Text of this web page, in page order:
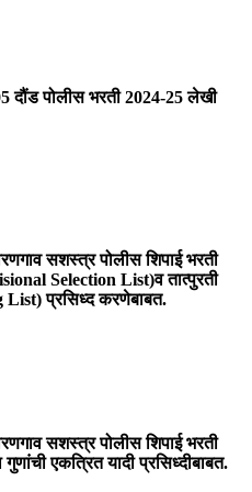
दौंड पोलीस भरती 2024-25 लेखी
सशस्त्र पोलीस शिपाई भरती
Selection List)व तात्पुरती
List) प्रसिध्द करणेबाबत.
सशस्त्र पोलीस शिपाई भरती
एकत्रित यादी प्रसिध्दीबाबत.